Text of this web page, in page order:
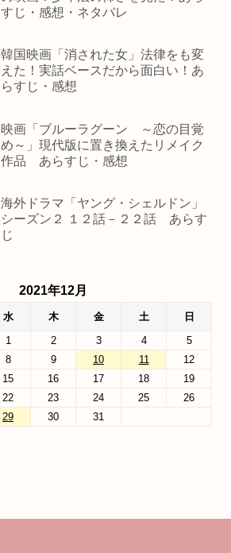
すじ・感想・ネタバレ
韓国映画「消された女」法律をも変
えた！実話ベースだから面白い！あ
らすじ・感想
映画「ブルーラグーン ～恋の目覚
め～」現代版に置き換えたリメイク
作品 あらすじ・感想
海外ドラマ「ヤング・シェルドン」
シーズン２ １２話－２２話 あらす
じ
2021年12月
水 木 金 土
日
1
2 3 4
5
8 9 10 11
12
15 16 17 18
19
22 23 24 25
26
29 30 31